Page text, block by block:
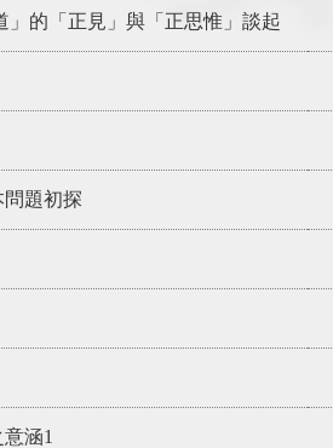
的「正見」與「正思惟」談起
題初探
涵1